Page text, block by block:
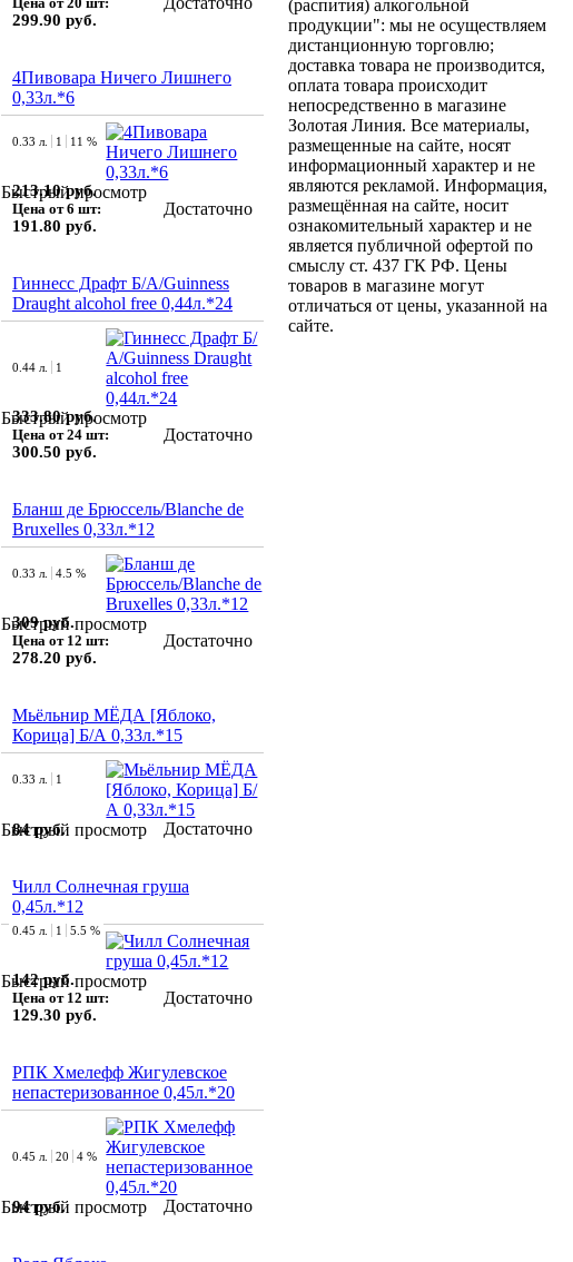
299.90 руб.
4Пивовара Ничего Лишнего
0,33л.*6
Быстрый просмотр
0.33 л. 1 11 %
213.10 руб.
Цена от 6 шт:
191.80 руб.
Достаточно
Гиннесс Драфт Б/А/Guinness
Draught alcohol free 0,44л.*24
Быстрый просмотр
0.44 л. 1
333.80 руб.
Цена от 24 шт:
300.50 руб.
Достаточно
Бланш де Брюссель/Blanche de
Bruxelles 0,33л.*12
Быстрый просмотр
0.33 л. 4.5 %
309 руб.
Цена от 12 шт:
278.20 руб.
Достаточно
Мьёльнир МЁДА [Яблоко,
Корица] Б/А 0,33л.*15
Быстрый просмотр
0.33 л. 1
84 руб. Достаточно
Чилл Солнечная груша
0,45л.*12
Быстрый просмотр
0.45 л. 1 5.5 %
142 руб.
Цена от 12 шт:
129.30 руб.
Достаточно
РПК Хмелефф Жигулевское
непастеризованное 0,45л.*20
Быстрый просмотр
0.45 л. 20 4 %
94 руб. Достаточно
(распития) алкогольной
продукции": мы не осуществляем
дистанционную торговлю;
доставка товара не производится,
оплата товара происходит
непосредственно в магазине
Золотая Линия. Все материалы,
размещенные на сайте, носят
информационный характер и не
являются рекламой. Информация,
размещённая на сайте, носит
ознакомительный характер и не
является публичной офертой по
смыслу ст. 437 ГК РФ. Цены
товаров в магазине могут
отличаться от цены, указанной на
сайте.